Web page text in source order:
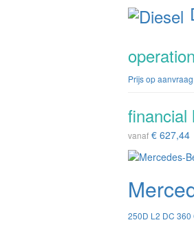
Prijs op aanvraag
financial
vanaf € 627,44
250D L2 DC 360